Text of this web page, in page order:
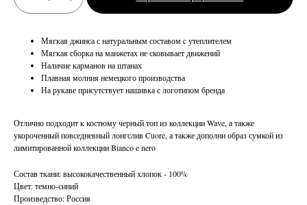
Мягкая джинса с натуральным составом c утеплителем
Мягкая сборка на манжетах не сковывает движений
Наличие карманов на штанах
Плавная молния немецкого производства
На рукаве присутствует нашивка с логотипом бренда
Отлично подходит к костюму черный топ из коллекции Wave, а также
укороченный повседневный лонгслив Cuore, а также дополни образ сумкой из
лимитированной коллекции Bianco e nero
Состав ткани: высококачественный хлопок - 100%
Цвет: темно-синий
Произведство: Россия